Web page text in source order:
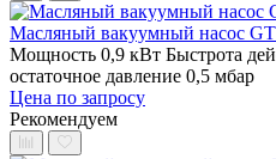
Масляный вакуумный насос
Мощность 0,9 кВт Быстрота
остаточное давление 0,5 мбар
Цена по запросу
Рекомендуем